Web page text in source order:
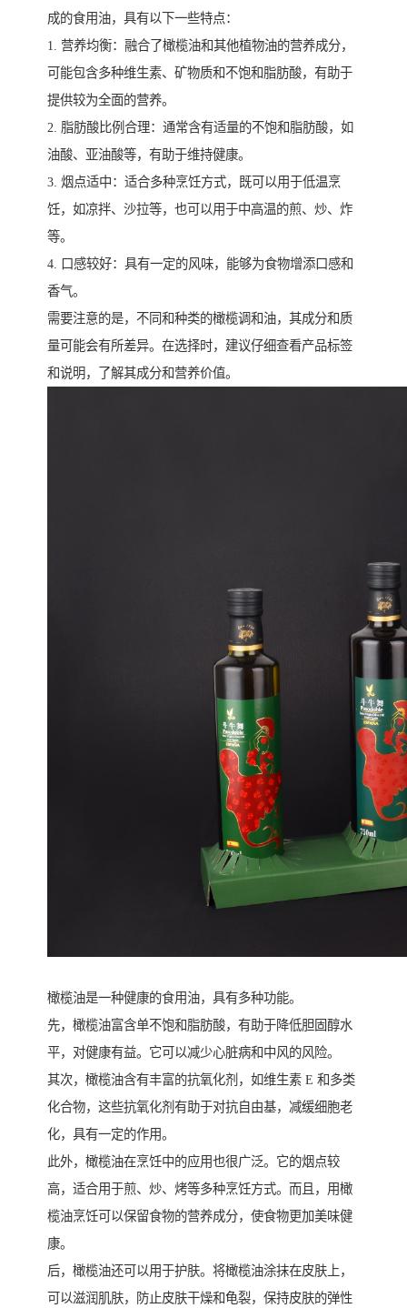
成的食用油，具有以下一些特点：
1. 营养均衡：融合了橄榄油和其他植物油的营养成分，
可能包含多种维生素、矿物质和不饱和脂肪酸，有助于
提供较为全面的营养。
2. 脂肪酸比例合理：通常含有适量的不饱和脂肪酸，如
油酸、亚油酸等，有助于维持健康。
3. 烟点适中：适合多种烹饪方式，既可以用于低温烹
饪，如凉拌、沙拉等，也可以用于中高温的煎、炒、炸
等。
4. 口感较好：具有一定的风味，能够为食物增添口感和
香气。
需要注意的是，不同和种类的橄榄调和油，其成分和质
量可能会有所差异。在选择时，建议仔细查看产品标签
和说明，了解其成分和营养价值。
橄榄油是一种健康的食用油，具有多种功能。
先，橄榄油富含单不饱和脂肪酸，有助于降低胆固醇水
平，对健康有益。它可以减少心脏病和中风的风险。
其次，橄榄油含有丰富的抗氧化剂，如维生素 E 和多类
化合物，这些抗氧化剂有助于对抗自由基，减缓细胞老
化，具有一定的作用。
此外，橄榄油在烹饪中的应用也很广泛。它的烟点较
高，适合用于煎、炒、烤等多种烹饪方式。而且，用橄
榄油烹饪可以保留食物的营养成分，使食物更加美味健
康。
后，橄榄油还可以用于护肤。将橄榄油涂抹在皮肤上，
可以滋润肌肤，防止皮肤干燥和龟裂，保持皮肤的弹性